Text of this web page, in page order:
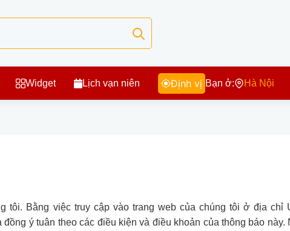
Widget Lịch vạn niên Định vị Bạn ở: Hà Nội
tôi. Bằng việc truy cập vào trang web của chúng tôi ở địa chỉ
ý tuân theo các điều kiện và điều khoản của thông báo này.